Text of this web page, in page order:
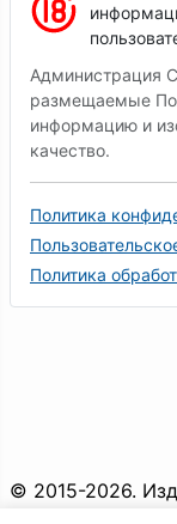
Администрация
размещаемые
информацию и
качество.
Политика
Политика
© 2015-2026.